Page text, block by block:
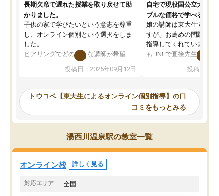
長期欠席で遅れた授業を取り戻せて助
かりました。
子供の家で学びたいという意志を尊重
し、オンライン個別という選択をしま
した。
ヒアリングでどのような講師が希望
か、オプションは付帯するかなど選ぶ
事が出来ました。
ーティングを行い、その講師で良いか
見てから講師を決定する事ができま
す。
うちの子は、初回面談の講師の方で決
オンラインツールを使用した単語帳の
共有があり宿題もそちらで出される形
でした。
投稿日：2025年09月12日
自宅で現役国公立大学生
ブルな価格で学べる
娘の講師は東大生では無
すが、お薦めの問題集や
指導してくれています。
もLINEで直接先生に質問
めれるので、個人に合
いなのがあり(有料)、受
ことをどんなスケジュー
くか相談したのですが、
ち期待したものではなく
内容でした。それでも明
やる気も出ましたし、苦
くなってきたようなので
投稿日：
トウコベ【東大生によるオンライン個別指導】の口
コミをもっとみる
湯西川温泉駅の教室一覧
オンライン校 詳しく見る
対応エリア 全国